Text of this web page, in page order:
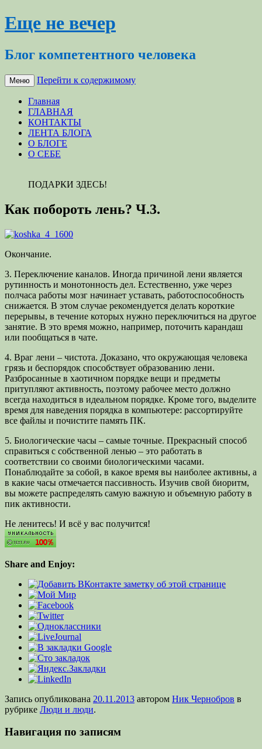
Еще не вечер
Блог компетентного человека
Меню Перейти к содержимому
Главная
ГЛАВНАЯ
КОНТАКТЫ
ЛЕНТА БЛОГА
О БЛОГЕ
О СЕБЕ
ПОДАРКИ ЗДЕСЬ!
Как побороть лень? Ч.3.
Окончание.
3. Переключение каналов. Иногда причиной лени является
рутинность и монотонность дел. Естественно, уже через
полчаса работы мозг начинает уставать, работоспособность
снижается. В этом случае рекомендуется делать короткие
перерывы, в течение которых нужно переключиться на другое
занятие. В это время можно, например, поточить карандаш
или пообщаться в чате.
4. Враг лени – чистота. Доказано, что окружающая человека
грязь и беспорядок способствует образованию лени.
Разбросанные в хаотичном порядке вещи и предметы
притупляют активность, поэтому рабочее место должно
всегда находиться в идеальном порядке. Кроме того, выделите
время для наведения порядка в компьютере: рассортируйте
все файлы и почистите память ПК.
5. Биологические часы – самые точные. Прекрасный способ
справиться с собственной ленью – это работать в
соответствии со своими биологическими часами.
Понаблюдайте за собой, в какое время вы наиболее активны, а
в какие часы отмечается пассивность. Изучив свой биоритм,
вы можете распределять самую важную и объемную работу в
пик активности.
Не ленитесь! И всё у вас получится!
Share and Enjoy:
Запись опубликована 20.11.2013 автором Ник Чернобров в
рубрике Люди и люди.
Навигация по записям